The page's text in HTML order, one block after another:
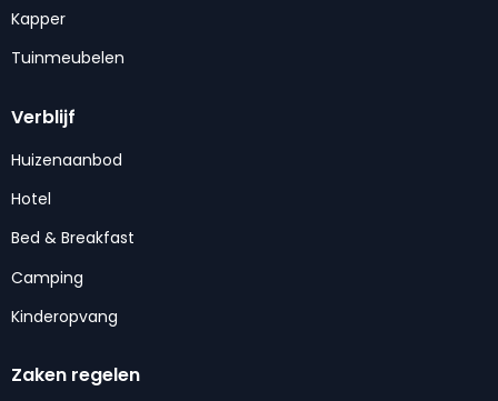
Kapper
Tuinmeubelen
Verblijf
Huizenaanbod
Hotel
Bed & Breakfast
Camping
Kinderopvang
Zaken regelen